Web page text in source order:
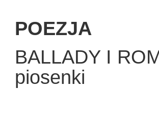
POEZJA
BALLADY I
piosenki